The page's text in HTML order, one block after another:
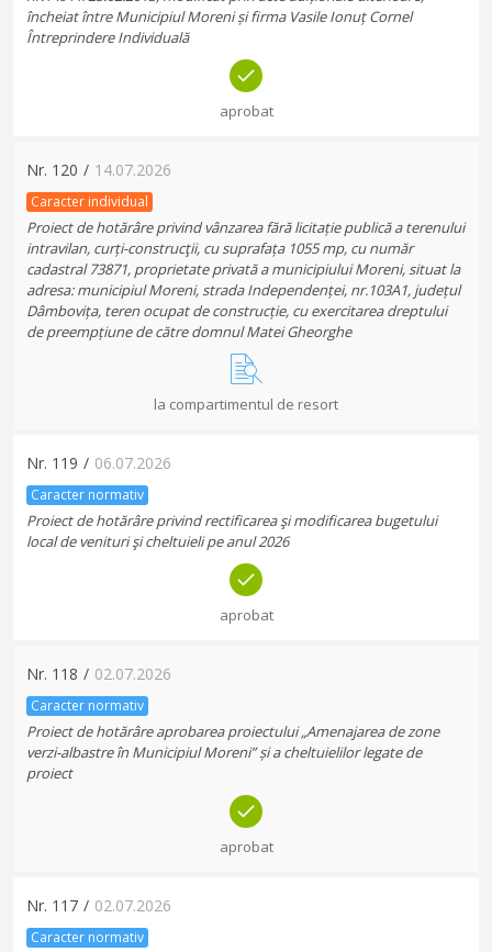
încheiat între Municipiul Moreni și firma Vasile Ionuț Cornel
Întreprindere Individuală
aprobat
Nr. 120 / 14.07.2026
Caracter individual
Proiect de hotărâre privind vânzarea fără licitație publică a terenului
intravilan, curți-construcţii, cu suprafața 1055 mp, cu număr
cadastral 73871, proprietate privată a municipiului Moreni, situat la
adresa: municipiul Moreni, strada Independenței, nr.103A1, județul
Dâmbovița, teren ocupat de construcție, cu exercitarea dreptului
de preempțiune de către domnul Matei Gheorghe
la compartimentul de resort
Nr. 119 / 06.07.2026
Caracter normativ
Proiect de hotărâre privind rectificarea şi modificarea bugetului
local de venituri şi cheltuieli pe anul 2026
aprobat
Nr. 118 / 02.07.2026
Caracter normativ
Proiect de hotărâre aprobarea proiectului „Amenajarea de zone
verzi-albastre în Municipiul Moreni” și a cheltuielilor legate de
proiect
aprobat
Nr. 117 / 02.07.2026
Caracter normativ